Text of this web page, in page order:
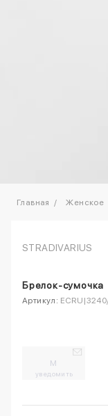
Главная Женское
STRADIVARIUS
Брелок-сумочка
Артикул:
M
уведомить